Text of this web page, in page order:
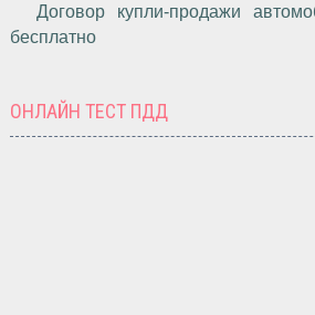
Договор купли-продажи
бесплатно
ОНЛАЙН ТЕСТ ПДД